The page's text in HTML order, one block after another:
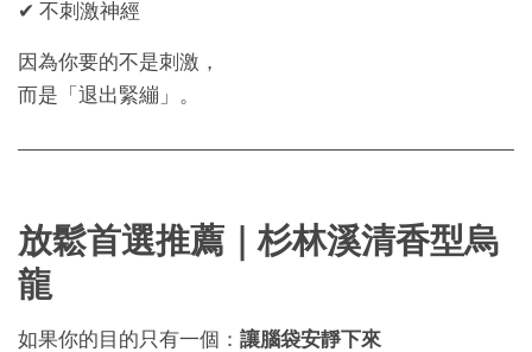
✔ 不刺激神經
因為你要的不是刺激，
而是「退出緊繃」。
放鬆首選推薦｜杉林溪清香型烏
龍
如果你的目的只有一個： 讓腦袋安靜下來